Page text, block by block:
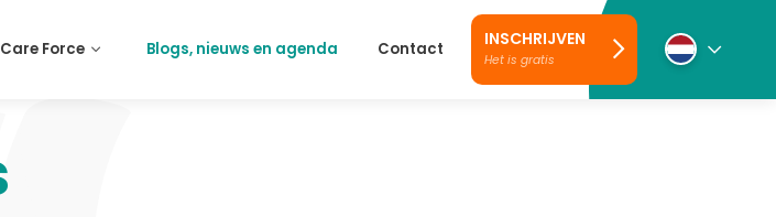
Care Force Blogs, nieuws en agenda Contact INSCHRIJVEN
Het is gratis